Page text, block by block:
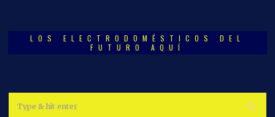
LOS ELECTRODOMÉSTICOS DEL
FUTURO AQUÍ